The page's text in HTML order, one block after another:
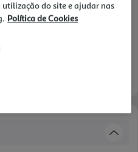
do site e ajudar nas
Política de Cookies